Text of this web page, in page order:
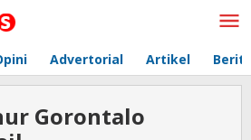
Advertorial Artikel
Gorontalo